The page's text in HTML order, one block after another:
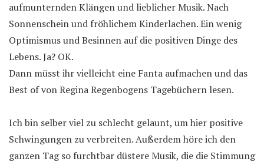
aufmunternden Klängen und lieblicher Musik. Nach
Sonnenschein und fröhlichem Kinderlachen. Ein wenig
Optimismus und Besinnen auf die positiven Dinge des
Lebens. Ja? OK.
Dann müsst ihr vielleicht eine Fanta aufmachen und das
Best of von Regina Regenbogens Tagebüchern lesen.
Ich bin selber viel zu schlecht gelaunt, um hier positive
Schwingungen zu verbreiten. Außerdem höre ich den
ganzen Tag so furchtbar düstere Musik, die die Stimmung